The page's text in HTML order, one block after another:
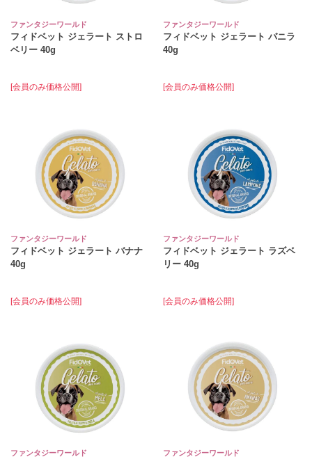
ファンタジーワールド
フィドベット ジェラート ストロ
ベリー 40g
[会員のみ価格公開]
ファンタジーワールド
フィドベット ジェラート バニラ
40g
[会員のみ価格公開]
ファンタジーワールド
フィドベット ジェラート バナナ
40g
[会員のみ価格公開]
ファンタジーワールド
フィドベット ジェラート ラズベ
リー 40g
[会員のみ価格公開]
ファンタジーワールド ファンタジーワールド